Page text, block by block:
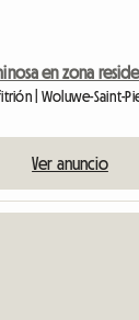
en zona
| Woluwe-Saint-
Ver anuncio